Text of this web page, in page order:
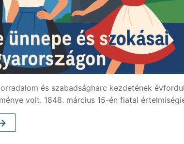
és szabadságharc kezdetének
volt. 1848. március 15-én fiatal